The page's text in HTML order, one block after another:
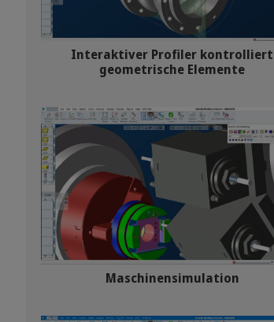
Interaktiver Profiler kontrolliert
geometrische Elemente
Maschinensimulation